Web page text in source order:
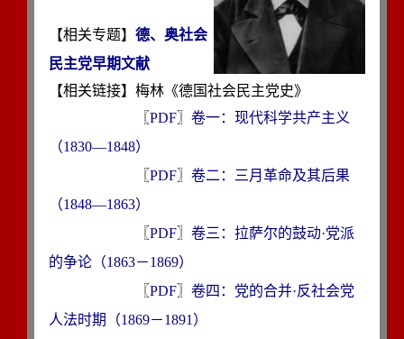
【相关专题】 德、奥社会
民主党早期文献
【相关链接】梅林《德国社会民主党史》
〖PDF〗 卷一：现代科学共产主义
（1830—1848）
〖PDF〗 卷二：三月革命及其后果
（1848—1863）
〖PDF〗 卷三：拉萨尔的鼓动·党派
的争论（1863－1869）
〖PDF〗 卷四：党的合并·反社会党
人法时期（1869－1891）